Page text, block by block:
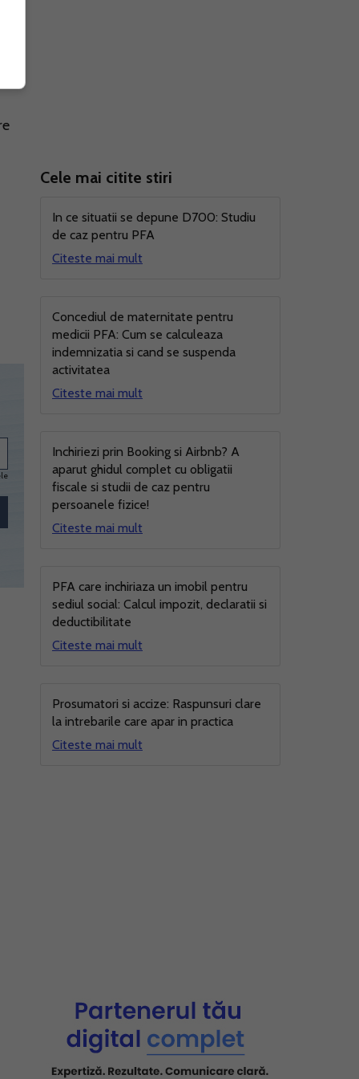
Cele mai citite stiri
In ce situatii se depune D700: Studiu
de caz pentru PFA
Citeste mai mult
Concediul de maternitate pentru
medicii PFA: Cum se calculeaza
indemnizatia si cand se suspenda
activitatea
Citeste mai mult
Inchiriezi prin Booking si Airbnb? A
aparut ghidul complet cu obligatii
fiscale si studii de caz pentru
persoanele fizice!
Citeste mai mult
PFA care inchiriaza un imobil pentru
sediul social: Calcul impozit, declaratii si
deductibilitate
Citeste mai mult
Prosumatori si accize: Raspunsuri clare
la intrebarile care apar in practica
Citeste mai mult